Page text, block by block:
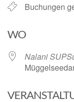
Buchungen
WO
Nalani